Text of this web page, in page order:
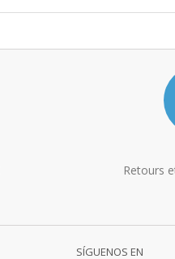
Retours
SÍGUENOS EN